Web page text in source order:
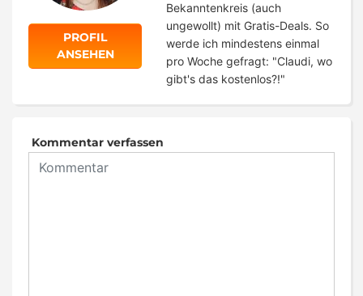
PROFIL
ANSEHEN
Bekanntenkreis (auch
ungewollt) mit Gratis-Deals. So
werde ich mindestens einmal
pro Woche gefragt: "Claudi, wo
gibt's das kostenlos?!"
Kommentar verfassen